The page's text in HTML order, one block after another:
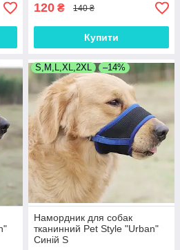
120 ₴ 140 ₴
Купити
S,M,L,XL,2XL –14%
Намордник для собак
тканинний Pet Style "Urban"
Синій S